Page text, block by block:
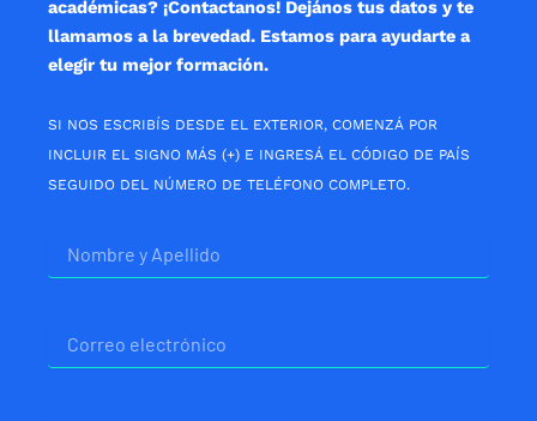
académicas? ¡Contactanos! Dejános tus datos y te
llamamos a la brevedad. Estamos para ayudarte a
elegir tu mejor formación.
SI NOS ESCRIBÍS DESDE EL EXTERIOR, COMENZÁ POR
INCLUIR EL SIGNO MÁS (+) E INGRESÁ EL CÓDIGO DE PAÍS
SEGUIDO DEL NÚMERO DE TELÉFONO COMPLETO.
electrónico